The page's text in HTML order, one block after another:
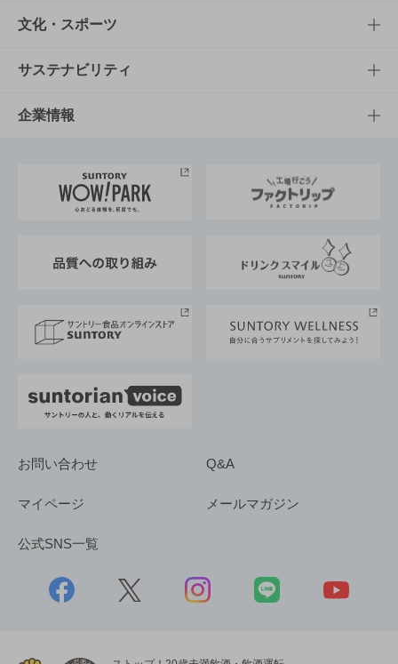
商品一覧
商品発売情報
栄養成分一覧
知る・楽しむTOP
キャンペーン
工場見学
地域情報
文化・スポーツ
文化・スポーツTOP
サントリーホール
サントリーサンバーズ大阪
サステナビリティ
サステナビリティTOP
サントリーが考えるサステナビリティ経営
企業情報
企業概要
採用情報
お問い合わせ Q&A
マイページ メールマガジン
公式SNS一覧